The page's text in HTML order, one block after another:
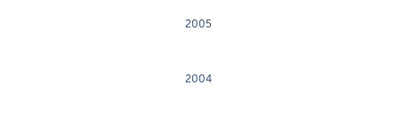
2005
2004